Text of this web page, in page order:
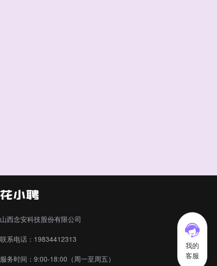
我的
客服
山西念安科技股份有限公司
联系电话：19834412313
服务时间：9:00-18:00（周一至周五）